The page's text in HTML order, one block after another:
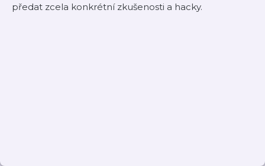
předat zcela konkrétní zkušenosti a hacky.